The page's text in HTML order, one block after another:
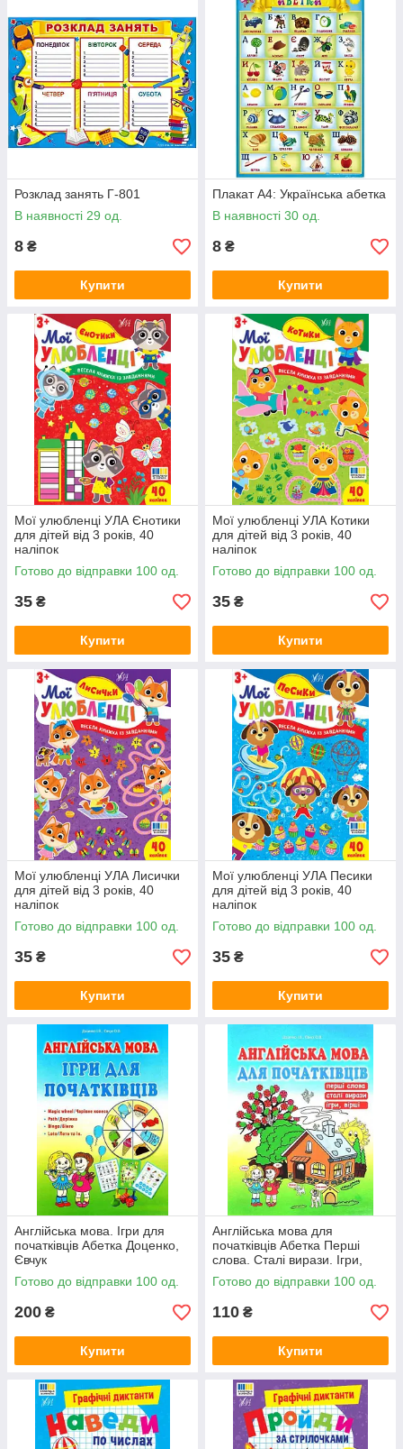
Розклад занять Г-801
В наявності 29 од.
8 ₴
Купити
Плакат А4: Українська абетка
В наявності 30 од.
8 ₴
Купити
Мої улюбленці УЛА Єнотики
для дітей від 3 років, 40
наліпок
Готово до відправки 100 од.
35 ₴
Купити
Мої улюбленці УЛА Котики
для дітей від 3 років, 40
наліпок
Готово до відправки 100 од.
35 ₴
Купити
Мої улюбленці УЛА Лисички
для дітей від 3 років, 40
наліпок
Готово до відправки 100 од.
35 ₴
Купити
Мої улюбленці УЛА Песики
для дітей від 3 років, 40
наліпок
Готово до відправки 100 од.
35 ₴
Купити
Англійська мова. Ігри для
початківців Абетка Доценко,
Євчук
Готово до відправки 100 од.
200 ₴
Купити
Англійська мова для
початківців Абетка Перші
слова. Сталі вирази. Ігри,
вірші. Доценко, Євчук
Готово до відправки 100 од.
110 ₴
Купити